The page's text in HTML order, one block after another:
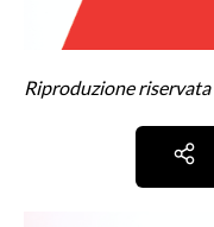
Riproduzione riservata